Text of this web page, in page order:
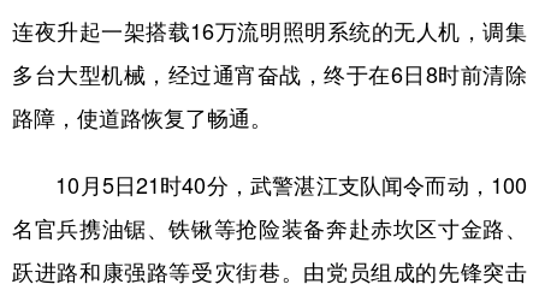
连夜升起一架搭载16万流明照明系统的无人机，调集
多台大型机械，经过通宵奋战，终于在6日8时前清除
路障，使道路恢复了畅通。
10月5日21时40分，武警湛江支队闻令而动，100
名官兵携油锯、铁锹等抢险装备奔赴赤坎区寸金路、
跃进路和康强路等受灾街巷。由党员组成的先锋突击